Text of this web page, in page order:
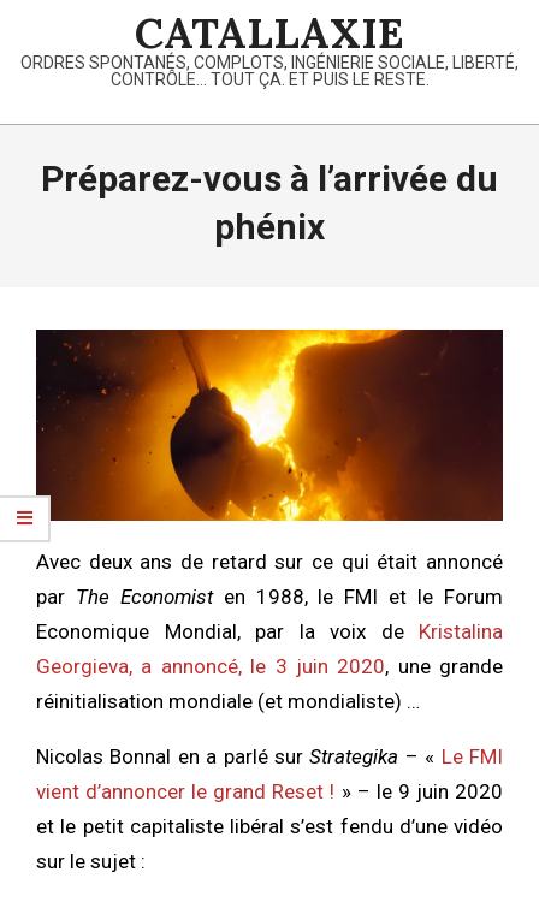
content
CATALLAXIE
ORDRES SPONTANÉS, COMPLOTS, INGÉNIERIE SOCIALE, LIBERTÉ,
CONTRÔLE… TOUT ÇA. ET PUIS LE RESTE.
Primary
Préparez-vous à l’arrivée du
phénix
Avec deux ans de retard sur ce qui était annoncé
par The Economisten 1988, le FMI et le Forum
Economique Mondial, par la voix de Kristalina
Georgieva, a annoncé, le 3 juin 2020, une grande
réinitialisation mondiale (et mondialiste) …
Nicolas Bonnal en a parlé surStrategika – « Le FMI
vient d’annoncer le grand Reset ! » – le 9 juin 2020
et le petit capitaliste libéral s’est fendu d’une vidéo
sur le sujet :